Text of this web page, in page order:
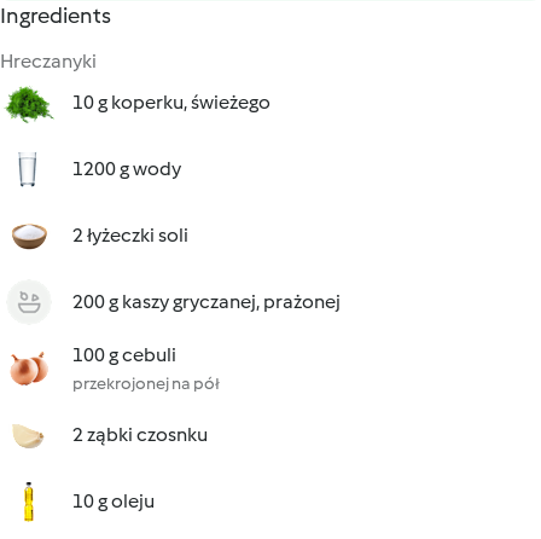
Ingredients
Hreczanyki
10 g koperku, świeżego
1200 g wody
2 łyżeczki soli
200 g kaszy gryczanej, prażonej
100 g cebuli
przekrojonej na pół
2 ząbki czosnku
10 g oleju